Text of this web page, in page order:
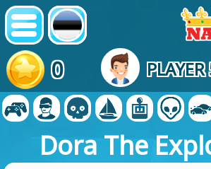
0
Dora The